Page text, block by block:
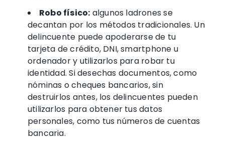
Robo físico: algunos ladrones se
decantan por los métodos tradicionales. Un
delincuente puede apoderarse de tu
tarjeta de crédito, DNI, smartphone u
ordenador y utilizarlos para robar tu
identidad. Si desechas documentos, como
nóminas o cheques bancarios, sin
destruirlos antes, los delincuentes pueden
utilizarlos para obtener tusdatos
personales, como tus números de cuentas
bancaria.